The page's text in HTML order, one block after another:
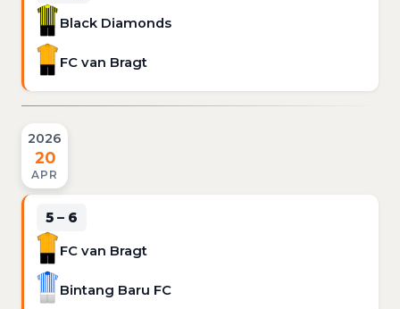
Black Diamonds
FC van Bragt
2026
20
APR
5 – 6
FC van Bragt
Bintang Baru FC